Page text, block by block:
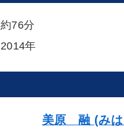
約76分
2014年
美原 融 (みは